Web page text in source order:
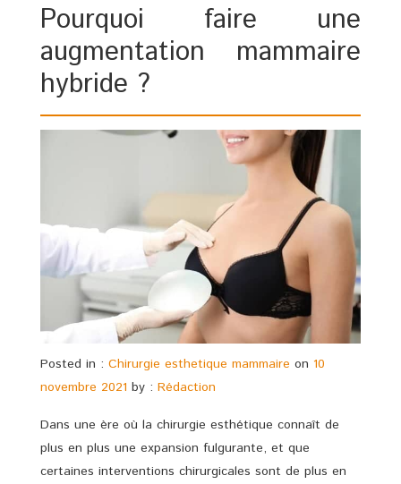
Pourquoi faire une
augmentation mammaire
hybride ?
Posted in : Chirurgie esthetique mammaire on 10
novembre 2021 by : Rédaction
Dans une ère où la chirurgie esthétique connaît de
plus en plus une expansion fulgurante, et que
certaines interventions chirurgicales sont de plus en